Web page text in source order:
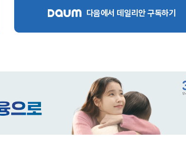
다음에서 데일리안 구독하기